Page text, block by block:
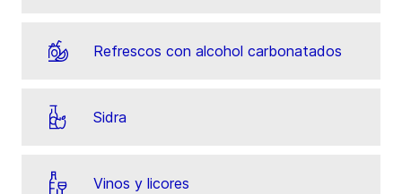
Refrescos con alcohol carbonatados
Sidra
Vinos y licores